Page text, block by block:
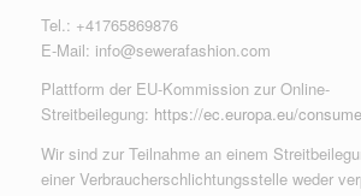
Tel.: +41765869876
E-Mail: info@sewerafashion.com
Plattform der EU-Kommission zur Online-
Streitbeilegung: https://ec.europa.eu/
Wir sind zur Teilnahme an einem
einer Verbraucherschlichtungsstelle weder